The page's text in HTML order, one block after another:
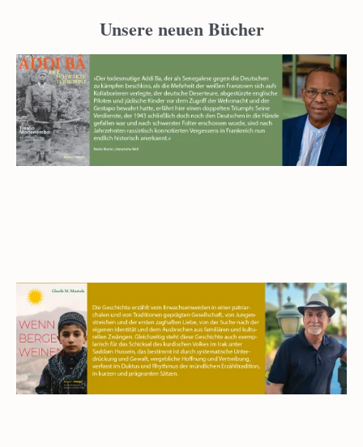
Unsere neuen Bücher